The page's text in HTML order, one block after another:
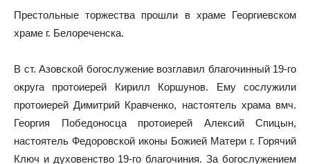
Престольные торжества прошли в храме Георгиевском
храме г. Белореченска.
В ст. Азовской богослужение возглавил благочинный 19-го
округа протоиерей Кирилл Коршунов. Ему сослужили
протоиерей Димитрий Кравченко, настоятель храма вмч.
Георгия Победоносца протоиерей Алексий Спицын,
настоятель Федоровской иконы Божией Матери г. Горячий
Ключ и духовенство 19-го благочиния. За богослужением